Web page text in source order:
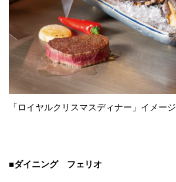
「ロイヤルクリスマスディナー」イメージ
■ダイニング フェリオ